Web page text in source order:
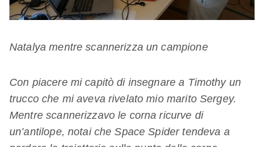
Natalya mentre scannerizza un campione
Con piacere mi capitò di insegnare a Timothy un
trucco che mi aveva rivelato mio marito Sergey.
Mentre scannerizzavo le corna ricurve di
un’antilope, notai che Space Spider tendeva a